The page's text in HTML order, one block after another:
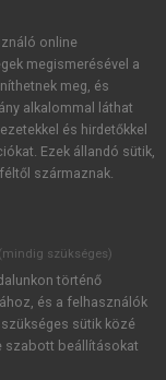
tudomásul
a szotar.netés a
online
megismerésével a
meg, és
alkalommal láthat
és hirdetőkkel
Ezek állandó sütik,
származnak.
(mindig szükséges)
történő
és a felhasználók
sütik közé
szabott beállításokat